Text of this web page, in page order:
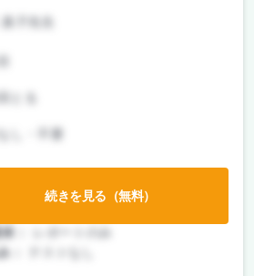
とる
し・不要
：
：
：
続きを見る（無料）